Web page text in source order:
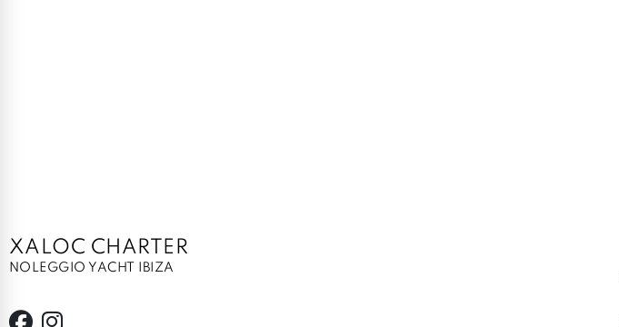
XALOC CHARTER
NOLEGGIO YACHT IBIZA